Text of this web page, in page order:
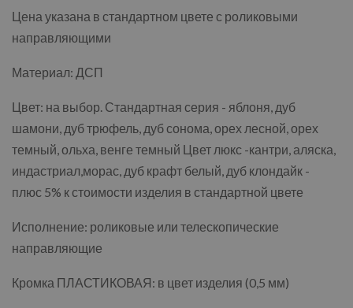
Цена указана в стандартном цвете с роликовыми
направляющими
Материал: ДСП
Цвет: на выбор. Стандартная серия - яблоня, дуб
шамони, дуб трюфель, дуб сонома, орех лесной, орех
темный, ольха, венге темный Цвет люкс -кантри, аляска,
индастриал,морас, дуб крафт белый, дуб клондайк -
плюс 5% к стоимости изделия в стандартной цвете
Исполнение: роликовые или телескопические
направляющие
Кромка ПЛАСТИКОВАЯ: в цвет изделия (0,5 мм)